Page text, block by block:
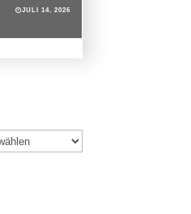
JULI 14, 2026